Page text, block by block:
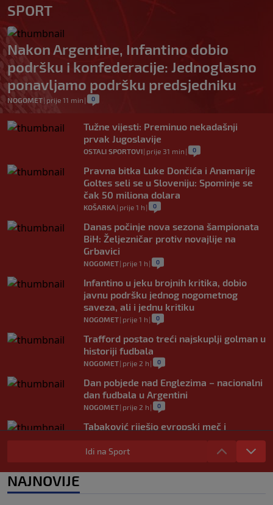
SPORT
Nakon Argentine, Infantino dobio
podršku i konfederacije: Jednoglasno
ponavljamo podršku predsjedniku
NOGOMET| prije 11 min | 0
Tužne vijesti: Preminuo nekadašnji
prvak Jugoslavije
OSTALI SPORTOVI| prije 31 min | 0
Pravna bitka Luke Dončića i Anamarije
Goltes seli se u Sloveniju: Spominje se
čak 50 miliona dolara
KOŠARKA | prije 1 h | 0
Danas počinje nova sezona šampionata
BiH: Željezničar protiv novajlije na
Grbavici
NOGOMET| prije 1 h | 0
Infantino u jeku brojnih kritika, dobio
javnu podršku jednog nogometnog
saveza, ali i jednu kritiku
NOGOMET| prije 1 h | 0
Trafford postao treći najskuplji golman u
historiji fudbala
NOGOMET| prije 2 h | 0
Dan pobjede nad Englezima – nacionalni
dan fudbala u Argentini
NOGOMET| prije 2 h | 0
Tabaković riješio evropski meč i
Salzburgu donio pobjedu (VIDEO)
NOGOMET|6. aug.
Allah, Allah, Allah, Allah… Mohamed
Idi na Sport
NAJNOVIJE